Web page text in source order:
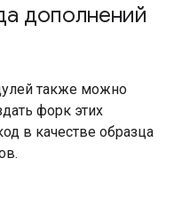
дополнений
также можно
форк этих
в качестве образца